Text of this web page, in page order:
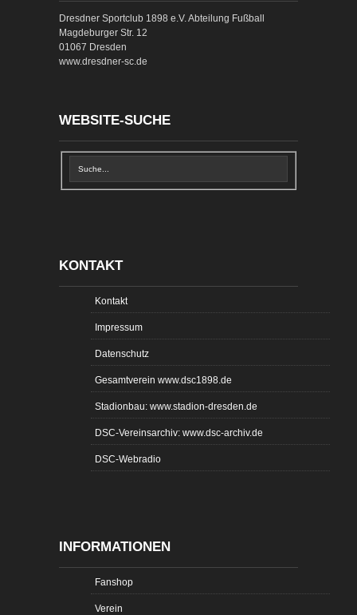
Dresdner Sportclub 1898 e.V. Abteilung Fußball
Magdeburger Str. 12
01067 Dresden
www.dresdner-sc.de
WEBSITE-SUCHE
KONTAKT
Kontakt
Impressum
Datenschutz
Gesamtverein www.dsc1898.de
Stadionbau: www.stadion-dresden.de
DSC-Vereinsarchiv: www.dsc-archiv.de
DSC-Webradio
INFORMATIONEN
Fanshop
Verein